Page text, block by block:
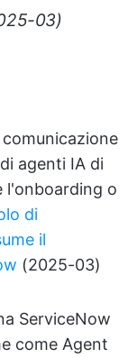
03)
agenti IA di
l'onboarding o
di
il
(2025-03)
ServiceNow
come Agent